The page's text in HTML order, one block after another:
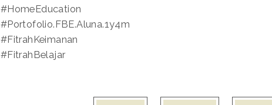
#HomeEducation
#Portofolio.FBE.Aluna.1y4m
#FitrahKeimanan
#FitrahBelajar